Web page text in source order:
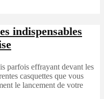
indispensables
parfois effrayant devant les
casquettes que vous
le lancement de votre